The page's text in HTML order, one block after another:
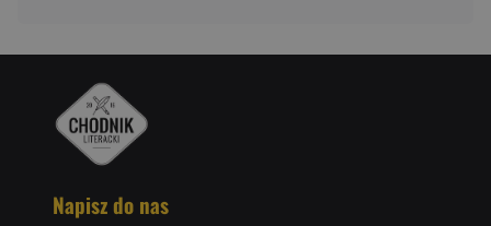
Napisz do nas